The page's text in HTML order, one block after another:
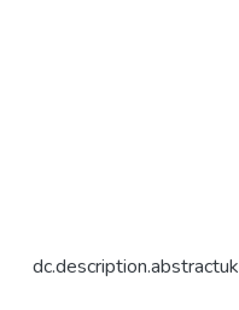
dc.description.abstractuk